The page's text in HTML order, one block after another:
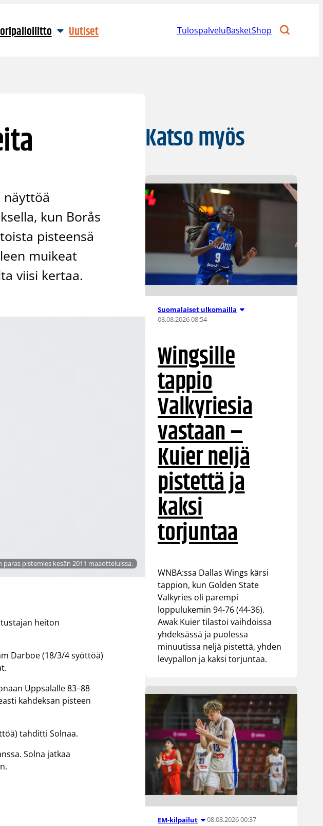
Uutiset TulospalveluBasketShop
näyttöä
kun Borås
pisteensä
muikeat
viisi kertaa.
pistemies kesän 2011 maaotteluissa.
heiton
Darboe (18/3/4 syöttöä)
Uppsalalle 83–88
kahdeksan pisteen
tahditti Solnaa.
Solna jatkaa
Katso myös
Suomalaiset ulkomailla
08.08.2026 08:54
Wingsille
tappio
Valkyriesia
vastaan –
Kuier neljä
pistettä ja
kaksi
torjuntaa
WNBA:ssa Dallas Wings kärsi
tappion, kun Golden State
Valkyries oli parempi
loppulukemin 94-76 (44-36).
Awak Kuier tilastoi vaihdoissa
yhdeksässä ja puolessa
minuutissa neljä pistettä, yhden
levypallon ja kaksi torjuntaa.
EM-kilpailut 08.08.2026 00:37